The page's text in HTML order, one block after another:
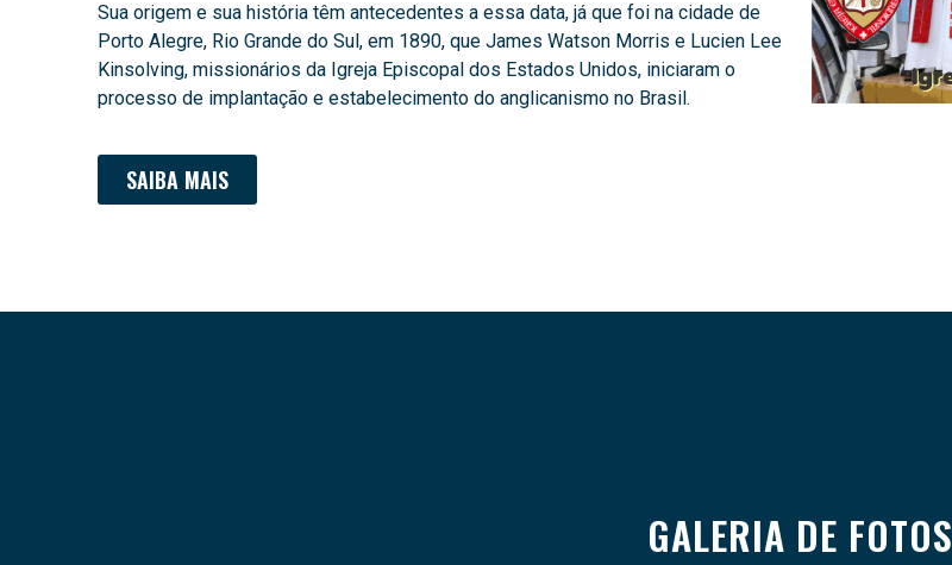
Sua origem e sua história têm antecedentes a essa data, já que foi na cidade de
Porto Alegre, Rio Grande do Sul, em 1890, que James Watson Morris e Lucien Lee
Kinsolving, missionários da Igreja Episcopal dos Estados Unidos, iniciaram o
processo de implantação e estabelecimento do anglicanismo no Brasil.
SAIBA MAIS
GALERIA DE FOTOS